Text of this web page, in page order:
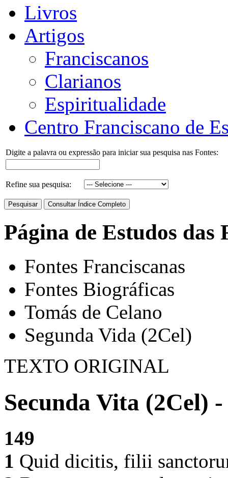
Livros
Artigos
Franciscanos
Clarianos
Espiritualidade
Centro Franciscano de
Digite a palavra ou expressão para iniciar sua pesquisa nas Fontes:
Refine sua pesquisa:
Página de Estudos das
Fontes Franciscanas
Fontes Biográficas
Tomás de Celano
Segunda Vida (2Cel)
TEXTO ORIGINAL
Secunda Vita (2Cel) -
149
1 Quid dicitis, filii